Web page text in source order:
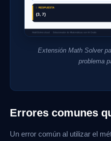
Extensión Math Solver
problema
Errores comunes
Un error común al utilizar el